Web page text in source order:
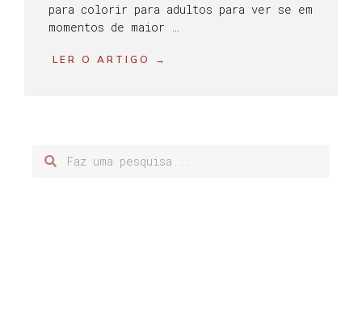
para colorir para adultos para ver se em
momentos de maior …
LER O ARTIGO →